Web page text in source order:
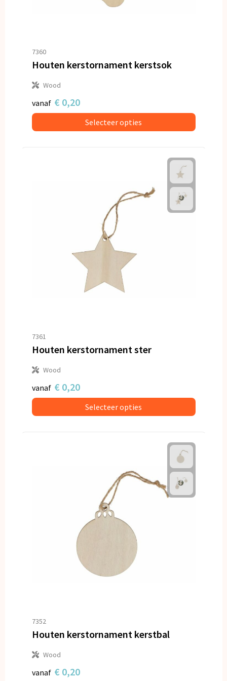
7360
Houten kerstornament kerstsok
Wood
vanaf € 0,20
Selecteer opties
7361
Houten kerstornament ster
Wood
vanaf € 0,20
Selecteer opties
7352
Houten kerstornament kerstbal
Wood
vanaf € 0,20